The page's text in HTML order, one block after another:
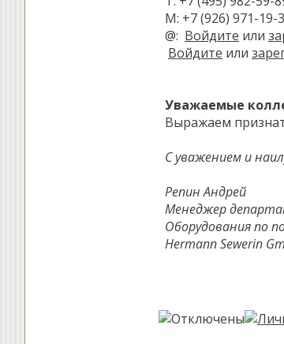
М: +7 (926) 971-19-
@: Войдите или
Войдите или
Уважаемые
Выражаем
С уважением и
Репин Андрей
Менеджер
Оборудования по
Hermann Sewerin